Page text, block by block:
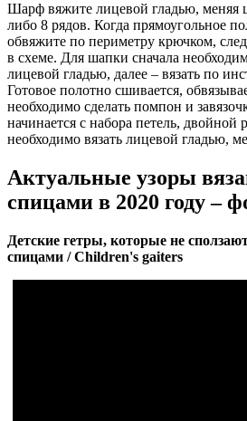
Шарф вяжите лицевой гладью, меняя
либо 8 рядов. Когда прямоугольное
обвяжите по периметру крючком,
в схеме. Для шапки сначала
лицевой гладью, далее – вязать по
Готовое полотно сшивается,
необходимо сделать помпон и
начинается с набора петель, двойной
необходимо вязать лицевой гладью,
Актуальные узоры
спицами в 2020 году –
Детские гетры, которые не
спицами / Children's gaiters